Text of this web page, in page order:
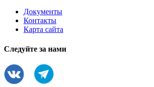
Документы
Контакты
Карта сайта
Следуйте за нами